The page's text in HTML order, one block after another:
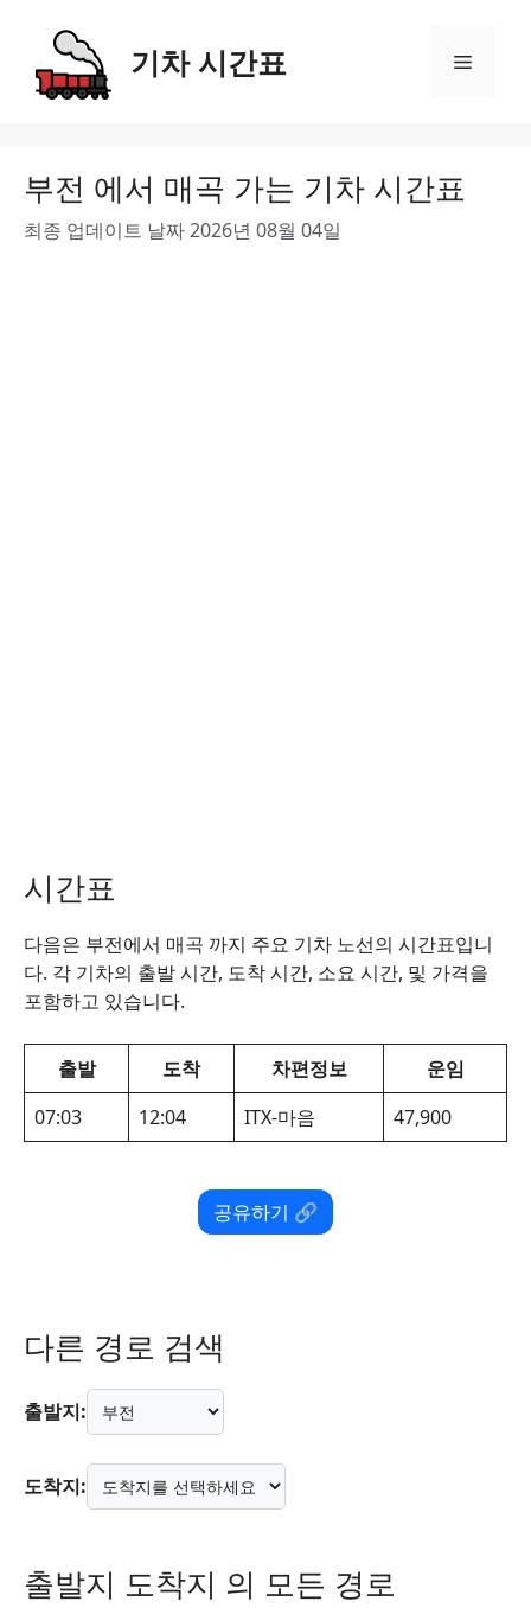
content
기차 시간표 Menu
부전 에서 매곡 가는 기차 시간표
최종 업데이트 날짜 2026년 08월 04일
시간표
다음은 부전에서 매곡 까지 주요 기차 노선의 시간표입니
다. 각 기차의 출발 시간, 도착 시간, 소요 시간, 및 가격을
포함하고 있습니다.
출발 도착 차편정보
운임
07:03
12:04 ITX-마음 47,900
공유하기 🔗
다른 경로 검색
출발지:
도착지:
출발지 도착지 의 모든 경로